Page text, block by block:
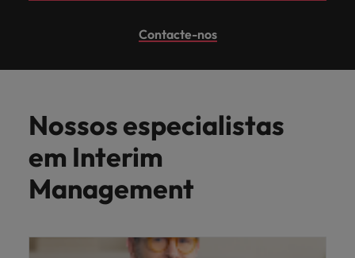
Contacte-nos
Nossos especialistas
em Interim
Management